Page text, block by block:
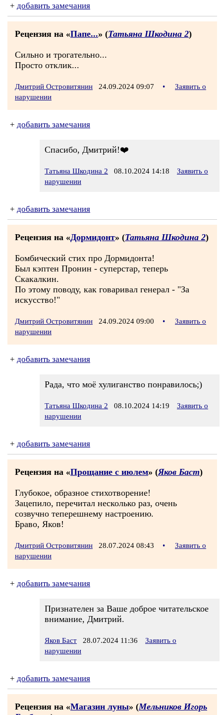
+ добавить замечания
Рецензия на «Папе...» (Татьяна Шкодина 2)
Сильно и трогательно...
Просто отклик...
Дмитрий Островитянин 24.09.2024 09:07 •
Заявить о
нарушении
+ добавить замечания
Спасибо, Дмитрий!❤️
Татьяна Шкодина 2 08.10.2024 14:18
Заявить о
нарушении
+ добавить замечания
Рецензия на «Дормидонт» (Татьяна Шкодина 2)
Бомбический стих про Дормидонта!
Был кэптен Пронин - суперстар, теперь
Скакалкин.
По этому поводу, как говаривал генерал - "За
искусство!"
Дмитрий Островитянин 24.09.2024 09:00 •
Заявить о
нарушении
+ добавить замечания
Рада, что моё хулиганство понравилось;)
Татьяна Шкодина 2 08.10.2024 14:19
Заявить о
нарушении
+ добавить замечания
Рецензия на «Прощание с июлем» (Яков Баст)
Глубокое, образное стихотворение!
Зацепило, перечитал несколько раз, очень
созвучно теперешнему настроению.
Браво, Яков!
Дмитрий Островитянин 28.07.2024 08:43 •
Заявить о
нарушении
+ добавить замечания
Признателен за Ваше доброе читательское
внимание, Дмитрий.
Яков Баст 28.07.2024 11:36
Заявить о
нарушении
+ добавить замечания
Рецензия на «Магазин луны» (Мельников Игорь